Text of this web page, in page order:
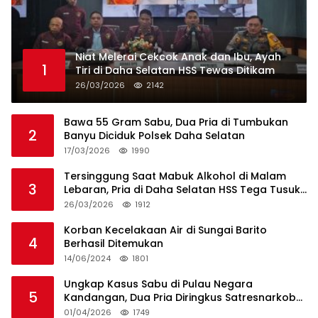
1
Niat Melerai Cekcok Anak dan Ibu, Ayah
Tiri di Daha Selatan HSS Tewas Ditikam
26/03/2026 2142
2
Bawa 55 Gram Sabu, Dua Pria di Tumbukan
Banyu Diciduk Polsek Daha Selatan
17/03/2026 1990
3
Tersinggung Saat Mabuk Alkohol di Malam
Lebaran, Pria di Daha Selatan HSS Tega Tusuk
Teman Sendiri
26/03/2026 1912
4
Korban Kecelakaan Air di Sungai Barito
Berhasil Ditemukan
14/06/2024 1801
5
Ungkap Kasus Sabu di Pulau Negara
Kandangan, Dua Pria Diringkus Satresnarkoba
HSS
01/04/2026 1749